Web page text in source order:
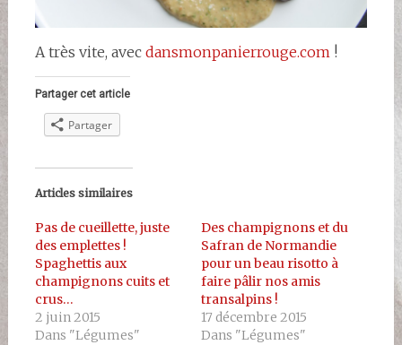
A très vite, avec dansmonpanierrouge.com!
Partager cet article
Partager
Articles similaires
Pas de cueillette, juste
des emplettes !
Spaghettis aux
champignons cuits et
crus…
2 juin 2015
Dans "Légumes"
Des champignons et du
Safran de Normandie
pour un beau risotto à
faire pâlir nos amis
transalpins !
17 décembre 2015
Dans "Légumes"